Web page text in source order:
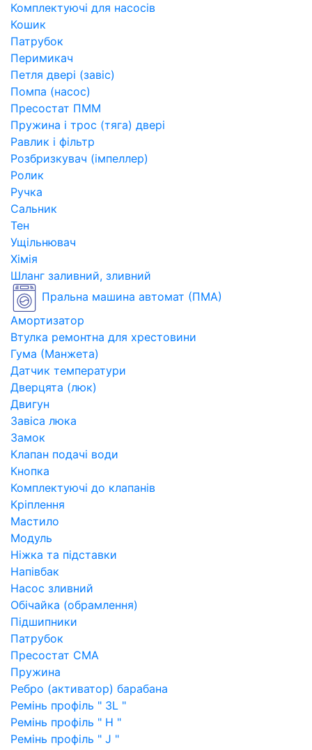
Комплектуючі для насосів
Кошик
Патрубок
Перимикач
Петля двері (завіс)
Помпа (насос)
Пресостат ПММ
Пружина і трос (тяга) двері
Равлик і фільтр
Розбризкувач (імпеллер)
Ролик
Ручка
Сальник
Тен
Ущільнювач
Хімія
Шланг заливний, зливний
Пральна машина автомат (ПМА)
Амортизатор
Втулка ремонтна для хрестовини
Гума (Манжета)
Датчик температури
Дверцята (люк)
Двигун
Завіса люка
Замок
Клапан подачі води
Кнопка
Комплектуючі до клапанів
Кріплення
Мастило
Модуль
Ніжка та підставки
Напівбак
Насос зливний
Обічайка (обрамлення)
Підшипники
Патрубок
Пресостат СМА
Пружина
Ребро (активатор) барабана
Ремінь профіль " 3L "
Ремінь профіль " H "
Ремінь профіль " J "